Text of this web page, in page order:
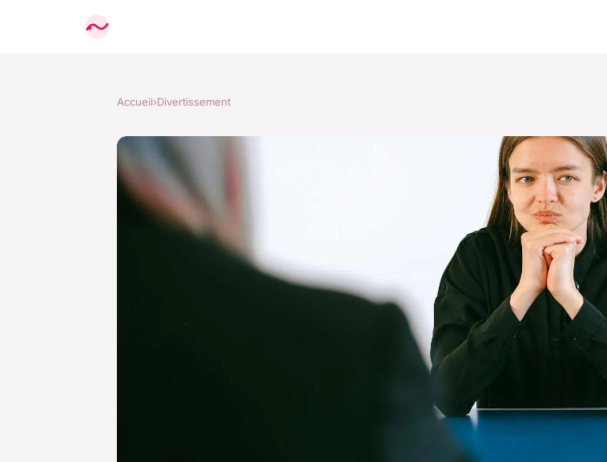
Accueil›Divertissement